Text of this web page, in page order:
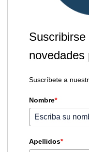
novedades
Suscríbete a
Nombre*
Apellidos*